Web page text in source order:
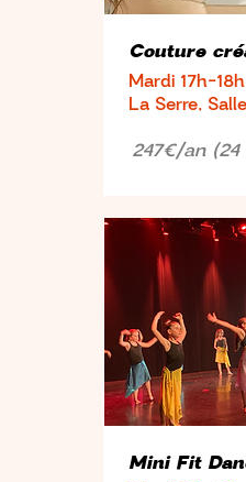
Couture
Mardi 17h-18h
La Serre,
247€/an
Mini Fit